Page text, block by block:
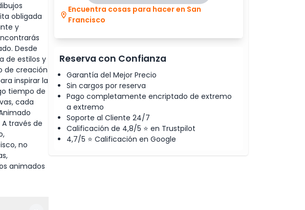
obligada
y
Desde
de estilos y
de creación
inspirar la
tiempo de
cada
través de
no
animados
Encuentra cosas para hacer en San
Francisco
Reserva con Confianza
Garantía del Mejor Precio
Sin cargos por reserva
Pago completamente encriptado de extremo
a extremo
Soporte al Cliente 24/7
Calificación de 4,8/5 ⭐ en Trustpilot
4,7/5 ⭐ Calificación en Google